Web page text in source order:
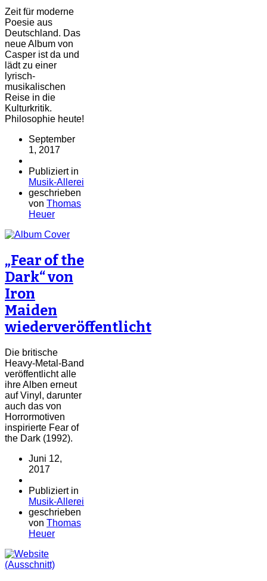
Zeit für moderne
Poesie aus
Deutschland. Das
neue Album von
Casper ist da und
lädt zu einer
lyrisch-
musikalischen
Reise in die
Kulturkritik.
Philosophie heute!
September
1, 2017
Publiziert in
Musik-Allerei
geschrieben
von Thomas
Heuer
„Fear of the
Dark“ von
Iron
Maiden
wiederveröffentlicht
Die britische
Heavy-Metal-Band
veröffentlicht alle
ihre Alben erneut
auf Vinyl, darunter
auch das von
Horrormotiven
inspirierte Fear of
the Dark (1992).
Juni 12,
2017
Publiziert in
Musik-Allerei
geschrieben
von Thomas
Heuer